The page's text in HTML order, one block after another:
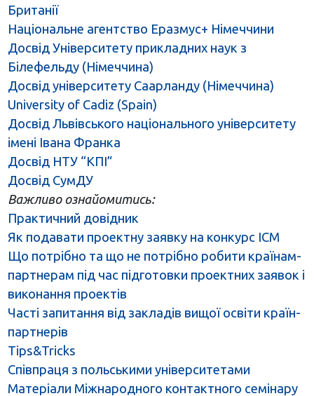
Британії
Національне агентство Еразмус+ Німеччини
Досвід Університету прикладних наук з
Білефельду (Німеччина)
Досвід університету Саарланду (Німеччина)
University of Cadiz (Spain)
Досвід Львівського національного університету
імені Івана Франка
Досвід НТУ “КПІ”
Досвід СумДУ
Важливо ознайомитись:
Практичний довідник
Як подавати проектну заявку на конкурс ІСМ
Що потрібно та що не потрібно робити країнам-
партнерам під час підготовки проектних заявок і
виконання проектів
Часті запитання від закладів вищої освіти країн-
партнерів
Tips&Tricks
Співпраця з польськими університетами
Матеріали Міжнародного контактного семінару